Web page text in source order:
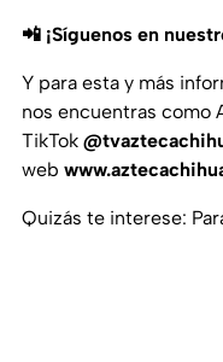
📲 ¡Síguenos en
Y para esta y más
nos encuentras como
TikTok
web
Quizás te interese: